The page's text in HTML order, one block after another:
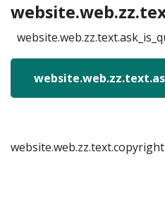
website.web.zz.text.copyright